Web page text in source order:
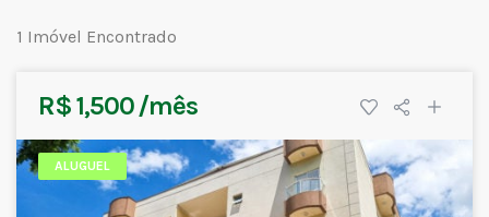
1 Imóvel Encontrado
R$ 1,500 /mês
ALUGUEL